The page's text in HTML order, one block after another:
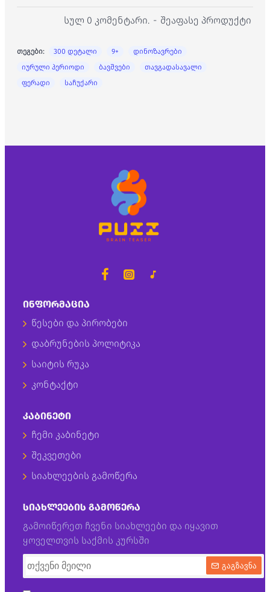
სულ 0 კომენტარი. - შეაფასე პროდუქტი
თეგები: 300 დეტალი 9+
დინოზავრები
იურული პერიოდი
ბავშვები
თავგადასავალი
ფერადი
საჩუქარი
ᲘᲜᲤᲝᲠᲛᲐᲪᲘᲐ
წესები და პირობები
დაბრუნების პოლიტიკა
საიტის რუკა
კონტაქტი
ᲙᲐᲑᲘᲜᲔᲢᲘ
ჩემი კაბინეტი
შეკვეთები
სიახლეების გამოწერა
ᲡᲘᲐᲮᲚᲔᲔᲑᲘᲡ ᲒᲐᲛᲝᲬᲔᲠᲐ
გამოიწერეთ ჩვენი სიახლეები და იყავით
ყოველთვის საქმის კურსში
გაგზავნა